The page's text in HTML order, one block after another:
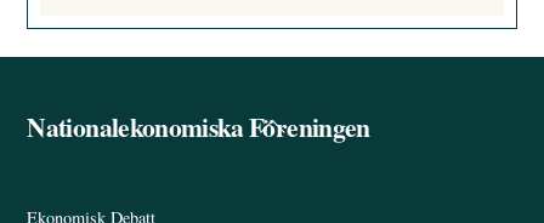
Back
Nationalekonomiska Föreningen
Ekonomisk Debatt